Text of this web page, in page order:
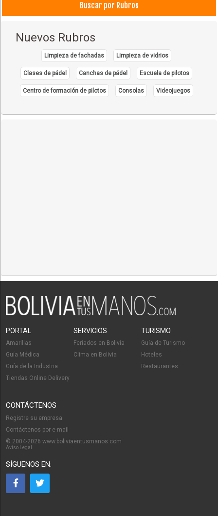
Buscar por Rubros
Nuevos Rubros
Limpieza de fachadas Limpieza de vidrios
Clases de pádel Canchas de pádel Escuela de pilotos
Centro de formación de pilotos Consolas Videojuegos
PORTAL
Amarillas
Guía Médica
Guía de la Industria
Tiendas Online Delivery
SERVICIOS
Feriados en Bolivia
Clima en Bolivia
TURISMO
Guía de Turismo
Hoteles
Restaurantes
CONTÁCTENOS
Registre su empresa
Contáctenos por e-mail
© 2004-2026 www.boliviaentusmanos.com
Aviso Legal
SÍGUENOS EN: